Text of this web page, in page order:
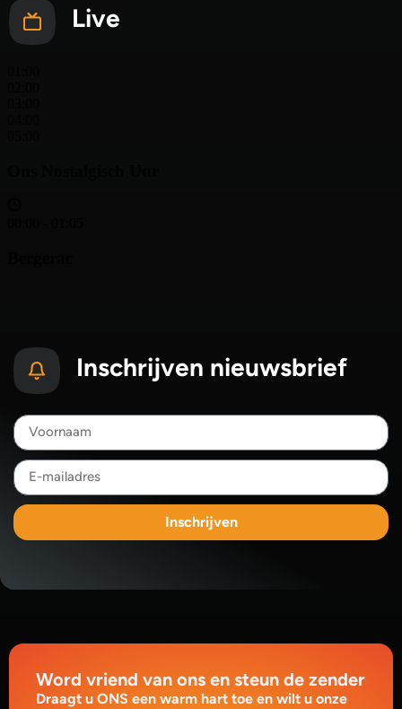
Live
Inschrijven nieuwsbrief
Inschrijven
Word vriend van ons en steun de zender
Draagt u ONS een warm hart toe en wilt u onze